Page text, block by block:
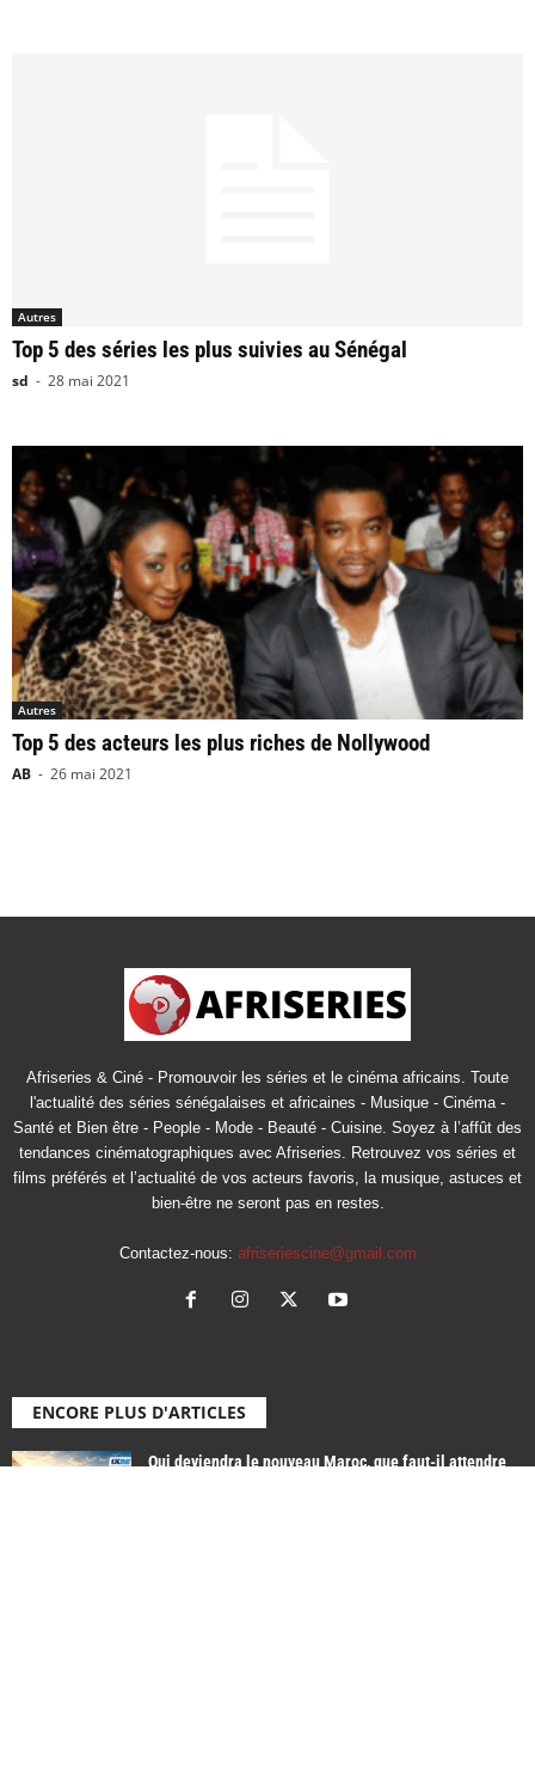
Autres
Top 5 des séries les plus suivies au Sénégal
sd - 28 mai 2021
Autres
Top 5 des acteurs les plus riches de Nollywood
AB - 26 mai 2021
Afriseries & Ciné - Promouvoir les séries et le cinéma africains. Toute
l'actualité des séries sénégalaises et africaines - Musique - Cinéma -
Santé et Bien être - People - Mode - Beauté - Cuisine. Soyez à l’affût des
tendances cinématographiques avec Afriseries. Retrouvez vos séries et
films préférés et l’actualité de vos acteurs favoris, la musique, astuces et
bien-être ne seront pas en restes.
Contactez-nous: afriseriescine@gmail.com
ENCORE PLUS D'ARTICLES
Qui deviendra le nouveau Maroc, que faut-il attendre